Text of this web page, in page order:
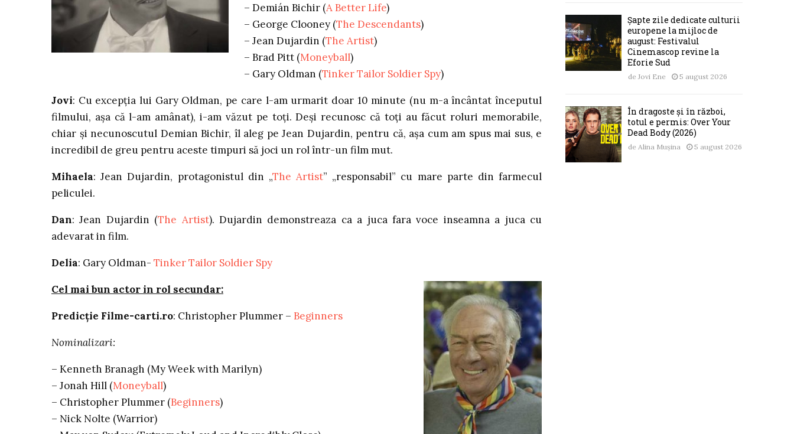
– Demián Bichir (A Better Life)
– George Clooney (The Descendants)
– Jean Dujardin (The Artist)
– Brad Pitt (Moneyball)
– Gary Oldman (Tinker Tailor Soldier Spy)
Jovi: Cu excepţia lui Gary Oldman, pe care l-am urmarit doar 10 minute (nu m-a încântat începutul
filmului, aşa că l-am amânat), i-am văzut pe toţi. Deşi recunosc că toţi au făcut roluri memorabile,
chiar şi necunoscutul Demian Bichir, îl aleg pe Jean Dujardin, pentru că, aşa cum am spus mai sus, e
incredibil de greu pentru aceste timpuri să joci un rol într-un film mut.
Mihaela: Jean Dujardin, protagonistul din „The Artist” „responsabil” cu mare parte din farmecul
peliculei.
Dan: Jean Dujardin (The Artist). Dujardin demonstreaza ca a juca fara voce inseamna a juca cu
adevarat in film.
Delia: Gary Oldman- Tinker Tailor Soldier Spy
Cel mai bun actor in rol secundar:
Predicţie Filme-carti.ro: Christopher Plummer – Beginners
Nominalizari:
– Kenneth Branagh (My Week with Marilyn)
– Jonah Hill (Moneyball)
– Christopher Plummer (Beginners)
– Nick Nolte (Warrior)
Șapte zile dedicate culturii
europene la mijloc de
august: Festivalul
Cinemascop revine la
Eforie Sud
de Jovi Ene 5 august 2026
În dragoste și în război,
totul e permis: Over Your
Dead Body (2026)
de Alina Mușina 5 august 2026